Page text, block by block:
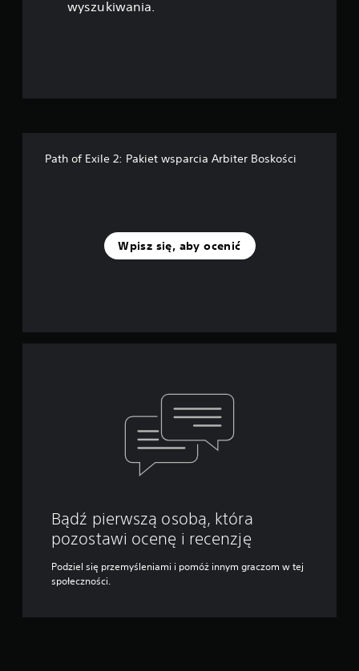
wyszukiwania.
Path of Exile 2: Pakiet wsparcia Arbiter Boskości
Wpisz się, aby ocenić
Bądź pierwszą osobą, która
pozostawi ocenę i recenzję
Podziel się przemyśleniami i pomóż innym graczom w tej
społeczności.